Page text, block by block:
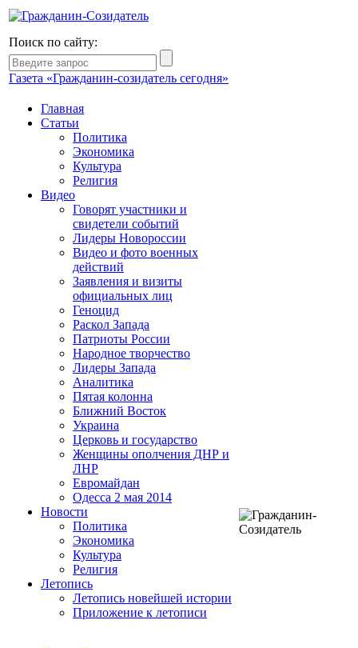
Поиск по сайту:
Газета «Гражданин-созидатель сегодня»
Главная
Статьи
Политика
Экономика
Культура
Религия
Видео
Говорят участники и
свидетели событий
Лидеры Новороссии
Видео и фото военных
действий
Заявления и визиты
официальных лиц
Геноцид
Раскол Запада
Патриоты России
Народное творчество
Лидеры Запада
Аналитика
Пятая колонна
Ближний Восток
Украина
Церковь и государство
Женщины ополчения ДНР и
ЛНР
Евромайдан
Одесса 2 мая 2014
Новости
Политика
Экономика
Культура
Религия
Летопись
Летопись новейшей истории
Приложение к летописи